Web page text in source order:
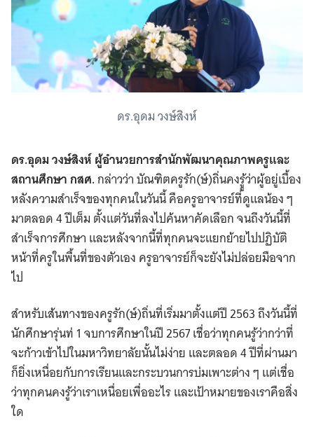
Search
for:
ดร.อุดม วงษ์สิงห์
ดร.อุดม วงษ์สิงห์ ผู้อำนวยการสำนักพัฒนาคุณภาพครูและ
สถานศึกษา กสศ.กล่าวว่า บัณฑิตครูรัก(ษ์)ถิ่นคงรูู้ว่าผู้อยู่เบื้อง
หลังความสำเร็จของทุกคนในวันนี้ คือครูอาจารย์ที่ดูแลน้อง ๆ
มาตลอด 4 ปีเต็ม ตั้งแต่วันที่ลงไปค้นหาคัดเลือก จนถึงวันนี้ที่
สำเร็จการศึกษา และหลังจากนี้ที่ทุกคนจะแยกย้ายไปปฏิบัติ
หน้าที่ครูในพื้นที่ของตัวเอง ครูอาจารย์ก็จะยังไม่ปล่อยมือจาก
ไป
สำหรับเส้นทางของครูรัก(ษ์)ถิ่นที่เริ่มมาตั้งแต่ปี 2563 ถึงวันนี้ที่
นักศึกษารุ่นท่ 1 จบการศึกษาในปี 2567 เชื่อว่าทุกคนรู้ว่ากว่าที่
จะก้าวเข้าไปในมหาวิทยาลัยนั้นไม่ง่าย และตลอด 4 ปีที่ผ่านมา
ก็ยิ่งเหนื่อยกับการเรียนและกระบวนการบ่มเพาะต่าง ๆ แต่เชื่อ
ว่าทุกคนคงรู้ว่าเราเหนื่อยเพื่ออะไร และเป้าหมายของเราคือสิ่ง
ใด